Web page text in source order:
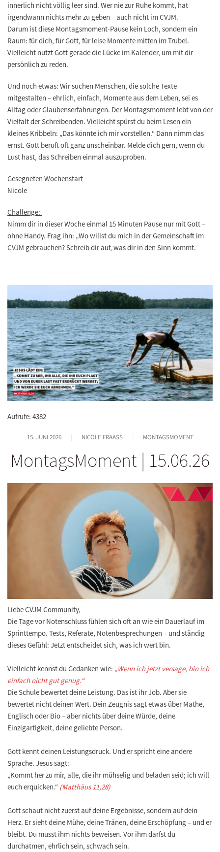
innerlich nicht völlig leer sind. Wer nie zur Ruhe kommt, hat
irgendwann nichts mehr zu geben – auch nicht im CVJM.
Darum ist diese Montagsmoment-Pause kein Loch, sondern ein
Raum: für dich, für Gott, für leise Momente mitten im Trubel.
Vielleicht nutzt Gott gerade die Lücke im Kalender, um mit dir
persönlich zu reden.
Und noch etwas: Wir suchen Menschen, die solche Texte
mitgestalten – ehrlich, einfach, Momente aus dem Leben, sei es
Alltag oder Glaubenserfahrungen. Der Montagsmoment lebt von der
Vielfalt der Schreibenden. Vielleicht spürst du beim Lesen ein
kleines Kribbeln: „Das könnte ich mir vorstellen.“ Dann nimm das
ernst. Gott beruft oft ganz unscheinbar. Melde dich gern, wenn du
Lust hast, das Schreiben einmal auszuproben.
Gesegneten Wochenstart
Nicole
Challenge:
Nimm dir in dieser Woche einmal 15 Minuten Pause nur mit Gott –
ohne Handy. Frag ihn: „Wo willst du mich in der Gemeinschaft im
CVJM gebrauchen? Schreib dir auf, was dir in den Sinn kommt.
Aufrufe: 4382
15. JUNI 2026 NICOLE FRAASS MONTAGSMOMENT
MontagsMoment | 15.06.26
Liebe CVJM Community,
Die Tage vor Notenschluss fühlen sich oft an wie ein Dauerlauf im
Sprinttempo. Tests, Referate, Notenbesprechungen – und ständig
dieses Gefühl: Jetzt entscheidet sich, was ich wert bin.
Vielleicht kennst du Gedanken wie: „Wenn ich jetzt versage, bin ich
einfach nicht gut genug.“
Die Schule bewertet deine Leistung. Das ist ihr Job. Aber sie
bewertet nicht deinen Wert. Dein Zeugnis sagt etwas über Mathe,
Englisch oder Bio – aber nichts über deine Würde, deine
Einzigartigkeit, deine geliebte Person.
Gott kennt deinen Leistungsdruck. Und er spricht eine andere
Sprache. Jesus sagt:
„Kommt her zu mir, alle, die ihr mühselig und beladen seid; ich will
euch erquicken.“ (Matthäus 11,28)
Gott schaut nicht zuerst auf deine Ergebnisse, sondern auf dein
Herz. Er sieht deine Mühe, deine Tränen, deine Erschöpfung – und er
bleibt. Du musst ihm nichts beweisen. Vor ihm darfst du
durchatmen, ehrlich sein, schwach sein.